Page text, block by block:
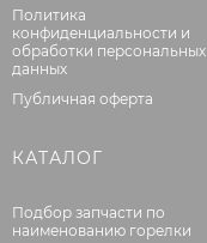
Политика
конфиденциальности и
обработки персональных
данных
Публичная оферта
КАТАЛОГ
Подбор запчасти по
наименованию горелки